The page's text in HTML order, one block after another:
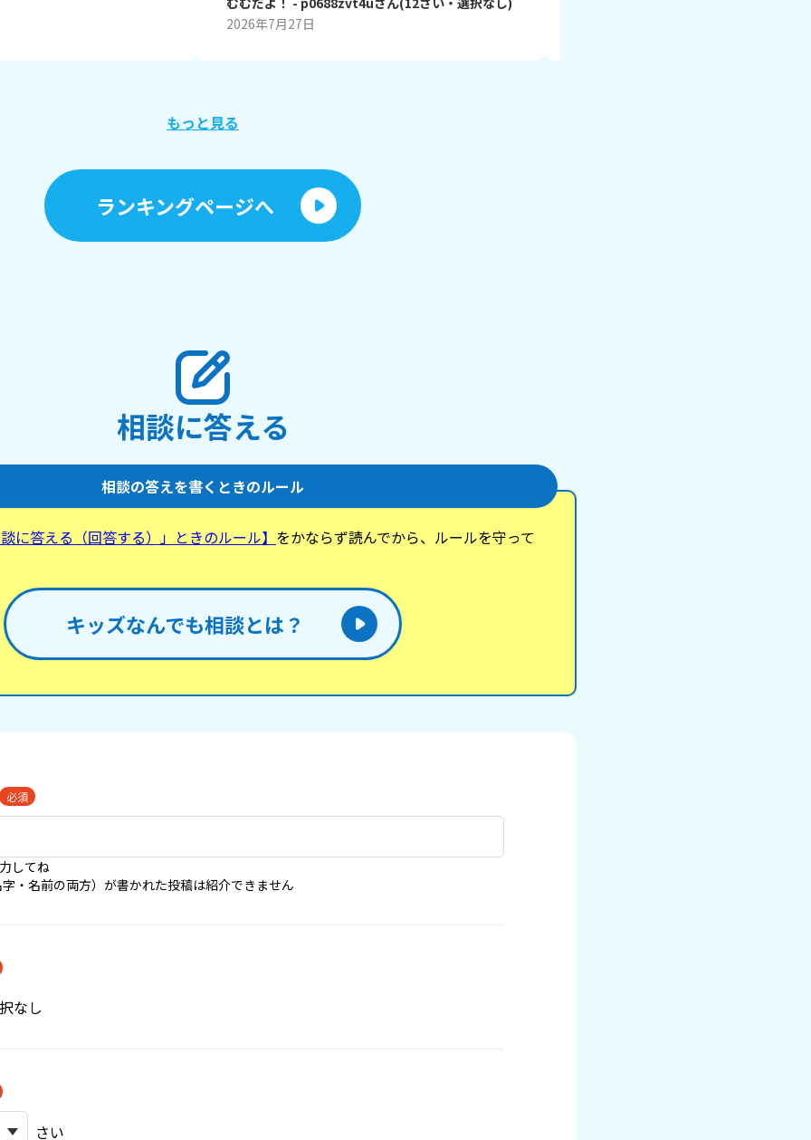
2026年7月27日
もっと見る
ランキングページへ
相談に答える
相談の答えを書くときのルール
に答える（回答する）」ときのルール】 をかならず読んでから、ルールを守って
キッズなんでも相談とは？
必須
してね
・名前の両方）が書かれた投稿は紹介できません
なし
さい